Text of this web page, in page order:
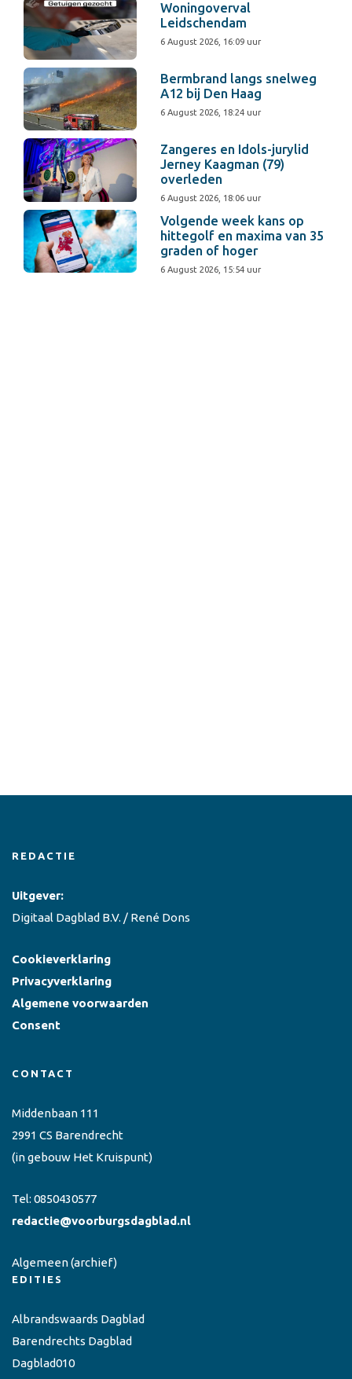
Woningoverval
Leidschendam
6 August 2026, 16:09 uur
Bermbrand langs snelweg
A12 bij Den Haag
6 August 2026, 18:24 uur
Zangeres en Idols-jurylid
Jerney Kaagman (79)
overleden
6 August 2026, 18:06 uur
Volgende week kans op
hittegolf en maxima van 35
graden of hoger
6 August 2026, 15:54 uur
REDACTIE
Uitgever:
Digitaal Dagblad B.V. / René Dons
Cookieverklaring
Privacyverklaring
Algemene voorwaarden
Consent
CONTACT
Middenbaan 111
2991 CS Barendrecht
(in gebouw Het Kruispunt)
Tel: 0850430577
redactie@voorburgsdagblad.nl
Algemeen(archief)
EDITIES
Albrandswaards Dagblad
Barendrechts Dagblad
Dagblad010